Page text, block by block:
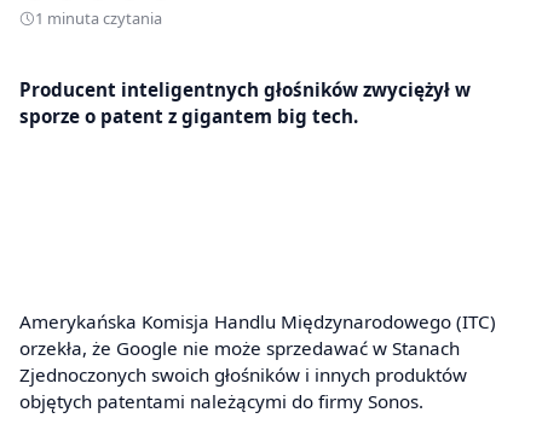
1 minuta czytania
Producent inteligentnych głośników zwyciężył w
sporze o patent z gigantem big tech.
Amerykańska Komisja Handlu Międzynarodowego (ITC)
orzekła, że Google nie może sprzedawać w Stanach
Zjednoczonych swoich głośników i innych produktów
objętych patentami należącymi do firmy Sonos.